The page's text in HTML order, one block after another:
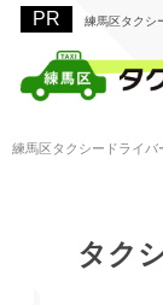
練馬区タクシ
練馬区タクシードライバ
タク